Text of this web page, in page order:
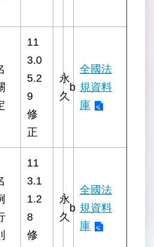
11
3.0
5.2
9
修
正
永
久
b
全國法
規資料
庫
11
3.1
1.2
8
修
永
久
b
全國法
規資料
庫